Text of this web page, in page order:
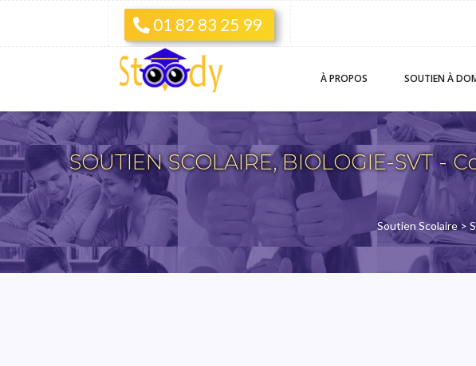
01 82 83 25 99
À PROPOS SOUTIENÀ
SOUTIEN SCOLAIRE, BIOLOGIE-SVT -
Soutien Scolaire>